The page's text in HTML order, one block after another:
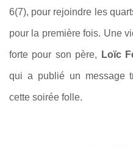
6(7), pour rejoindre les
pour la première fois. Une
forte pour son père, Loïc
qui a publié un message
cette soirée folle.